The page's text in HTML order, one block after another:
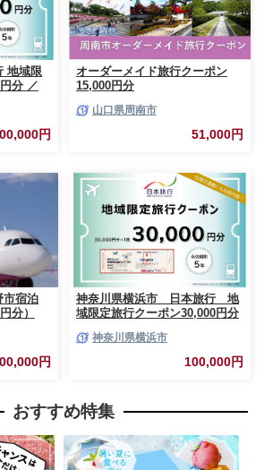
地域限
分 ／
崎市
円
オーダーメイド旅行クーポン
15,000円分
山口県周南市
51,000円
市宿泊
分）
円
神奈川県横浜市 日本旅行 地
域限定旅行クーポン30,000円分
神奈川県横浜市
100,000円
おすすめ特集